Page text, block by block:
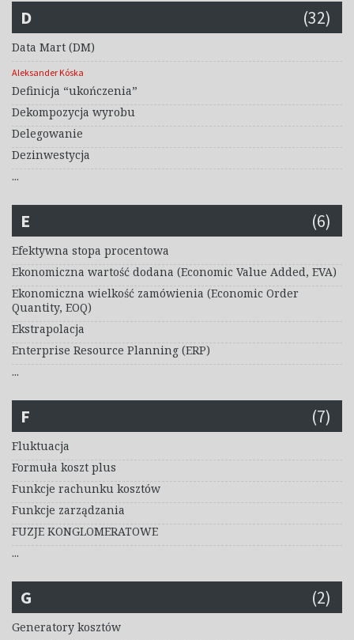
D (32)
Data Mart (DM)
Aleksander Kóska
Definicja “ukończenia”
Dekompozycja wyrobu
Delegowanie
Dezinwestycja
...
E (6)
Efektywna stopa procentowa
Ekonomiczna wartość dodana (Economic Value Added, EVA)
Ekonomiczna wielkość zamówienia (Economic Order
Quantity, EOQ)
Ekstrapolacja
Enterprise Resource Planning (ERP)
...
F (7)
Fluktuacja
Formuła koszt plus
Funkcje rachunku kosztów
Funkcje zarządzania
FUZJE KONGLOMERATOWE
...
G (2)
Generatory kosztów